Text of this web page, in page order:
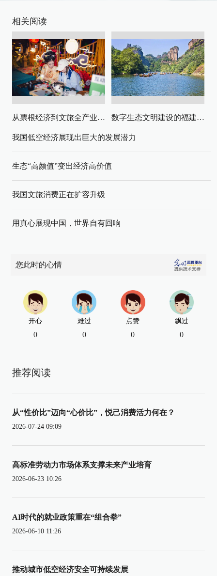
相关阅读
从票根经济到文旅全产业链升级 数字生态文明建设的福建路径与启示
我国低空经济展现出巨大的发展潜力
生态“高颜值”变出经济高价值
我国文旅消费正在扩容升级
用真心展现中国，世界自有回响
您此时的心情
开心
0
难过
0
点赞
0
飘过
0
推荐阅读
从“性价比”迈向“心价比”，悦己消费活力何在？
2026-07-24 09:09
高标准劳动力市场体系支撑未来产业培育
2026-06-23 10:26
AI时代的就业政策重在“组合拳”
2026-06-10 11:26
推动城市低空经济安全可持续发展